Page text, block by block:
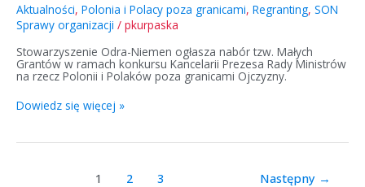
Aktualności, Polonia i Polacy poza granicami, Regranting, SON
Sprawy organizacji / pkurpaska
Stowarzyszenie Odra-Niemen ogłasza nabór tzw. Małych
Grantów w ramach konkursu Kancelarii Prezesa Rady Ministrów
na rzecz Polonii i Polaków poza granicami Ojczyzny.
Dowiedz się więcej »
1 2 3 Następny →